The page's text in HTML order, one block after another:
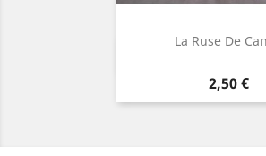
La Ruse De
Prix
2,50 €